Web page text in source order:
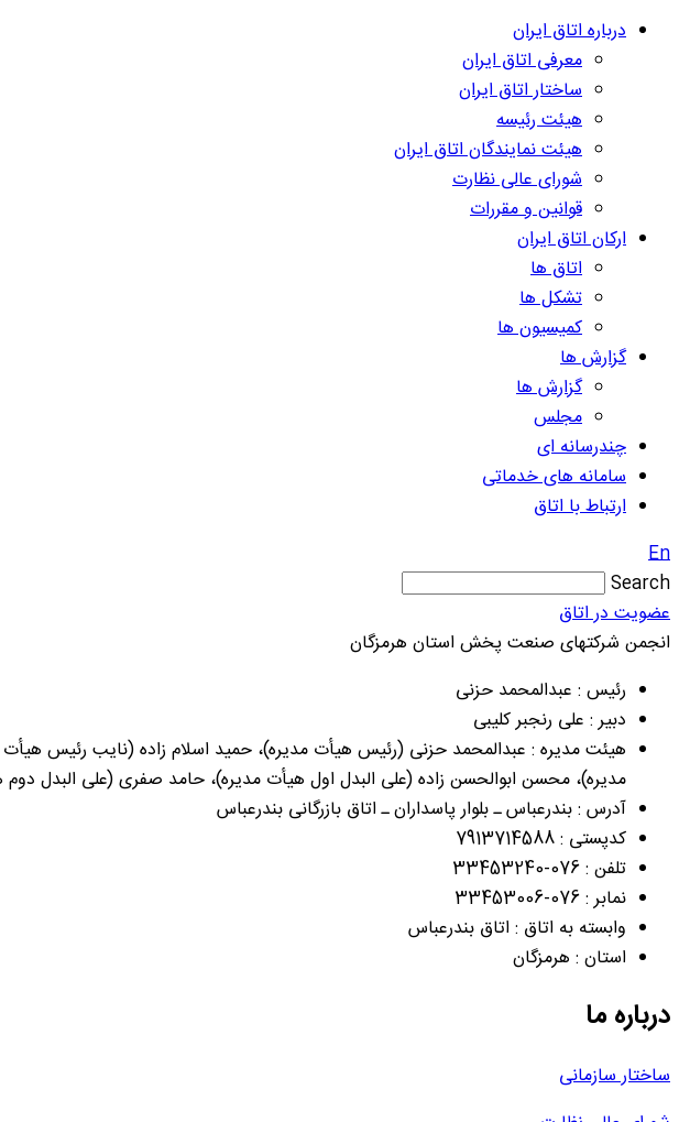
درباره اتاق ایران
معرفی اتاق ایران
ساختار اتاق ایران
هیئت رئیسه
هیئت نمایندگان اتاق ایران
شورای عالی نظارت
قوانین و مقررات
ارکان اتاق ایران
اتاق ها
تشکل ها
کمیسیون ها
گزارش ها
گزارش ها
مجلس
چندرسانه ای
سامانه های خدماتی
ارتباط با اتاق
En
Search
عضویت در اتاق
انجمن شرکتهای صنعت پخش استان هرمزگان
رئیس : عبدالمحمد حزنی
دبیر : علی رنجبر کلیبی
هیئت مدیره : عبدالمحمد حزنی (رئیس هیأت مدیره)، حمید اسلام زاده (نایب رئیس
مدیره)، محسن ابوالحسن زاده (علی البدل اول هیأت مدیره)، حامد صفری (علی البدل
آدرس : بندرعباس ـ بلوار پاسداران ـ اتاق بازرگانی بندرعباس
کدپستی : 7913714588
تلفن : 076-33453240
نمابر : 076-33453006
وابسته به اتاق : اتاق بندرعباس
استان : هرمزگان
درباره ما
ساختار سازمانی